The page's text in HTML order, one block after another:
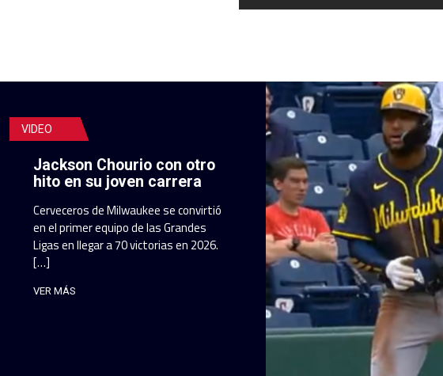
VIDEO
Jackson Chourio con otro
hito en su joven carrera
Cerveceros de Milwaukee se convirtió
en el primer equipo de las Grandes
Ligas en llegar a 70 victorias en 2026.
[…]
VER MÁS